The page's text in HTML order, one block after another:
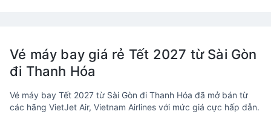
Vé máy bay giá rẻ Tết 2027 từ Sài Gòn
đi Thanh Hóa
Vé máy bay Tết 2027 từ Sài Gòn đi Thanh Hóa đã mở bán từ
các hãng VietJet Air, Vietnam Airlines với mức giá cực hấp dẫn.